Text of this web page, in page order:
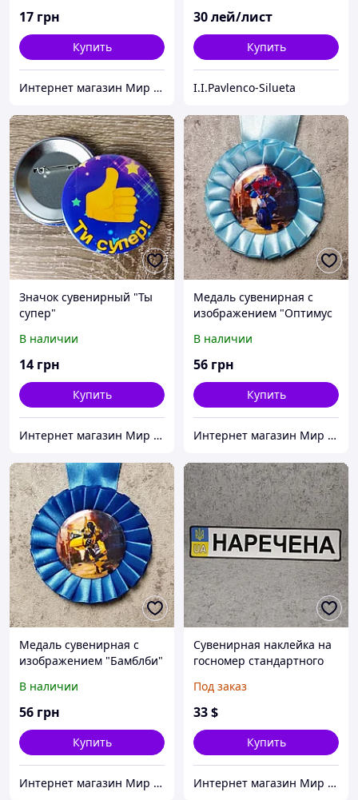
17 грн
Купить
Интернет магазин Мир стендов. Товары из Украины
30лей/лист
Купить
I.I.Pavlenco-Silueta
Значок сувенирный "Ты
супер"
В наличии
14 грн
Купить
Интернет магазин Мир стендов. Товары из Украины
Медаль сувенирная с
изображением "Оптимус
В наличии
56 грн
Купить
Интернет магазин Мир стендов. Товары из Украины
Медаль сувенирная с
изображением "Бамблби"
В наличии
56 грн
Купить
Интернет магазин Мир стендов. Товары из Украины
Сувенирная наклейка на
госномер стандартного
Под заказ
33$
Купить
Интернет магазин Мир стендов. Товары из Украины